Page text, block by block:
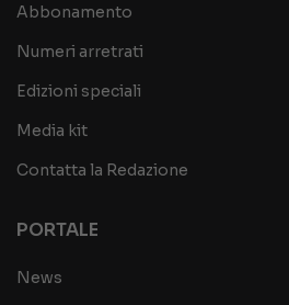
Abbonamento
Numeri arretrati
Edizioni speciali
Media kit
Contatta la Redazione
PORTALE
News